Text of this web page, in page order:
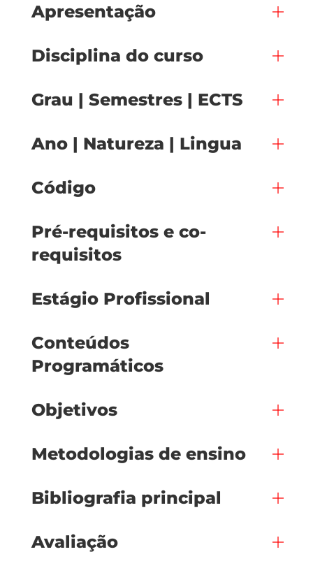
Apresentação
Disciplina do curso
Grau | Semestres | ECTS
Ano | Natureza | Lingua
Código
Pré-requisitos e co-
requisitos
Estágio Profissional
Conteúdos
Programáticos
Objetivos
Metodologias de ensino
Bibliografia principal
Avaliação